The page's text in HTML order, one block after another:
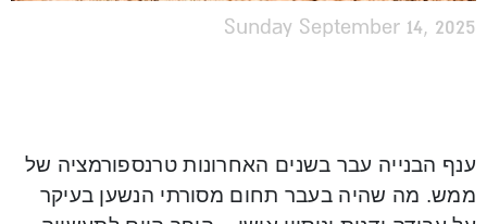
Sunday September 14, 2025
ענף הבנייה עבר בשנים האחרונות טרנספורמציה של
ממש. מה שהיה בעבר תחום מסורתי הנשען בעיקר